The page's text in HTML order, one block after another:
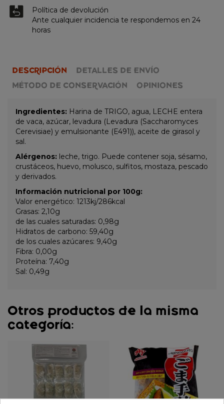
Política de devolución
Ante cualquier incidencia te respondemos en 24
horas
DESCRIPCIÓN
DETALLES DE ENVÍO
MÉTODO DE CONSERVACIÓN
OPINIONES
Ingredientes: Harina de TRIGO, agua, LECHE entera
de vaca, azúcar, levadura (Levadura (Saccharomyces
Cerevisiae) y emulsionante (E491)), aceite de girasol y
sal.
Alérgenos: leche, trigo. Puede contener soja, sésamo,
crustáceos, huevo, molusco, sulfitos, mostaza, pescado
y derivados.
Información nutricional por 100g:
Valor energético: 1213kj/286kcal
Grasas: 2,10g
de las cuales saturadas: 0,98g
Hidratos de carbono: 59,40g
de los cuales azúcares: 9,40g
Fibra: 0,00g
Proteína: 7,40g
Sal: 0,49g
Otros productos de la misma
categoría: